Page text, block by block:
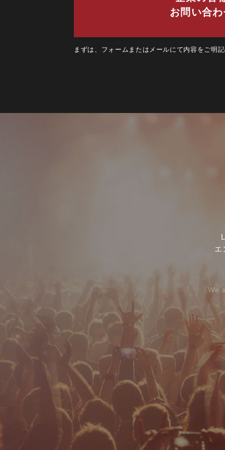
お問い合
まずは、フォームまたはメールにて内容をご明
エ
We